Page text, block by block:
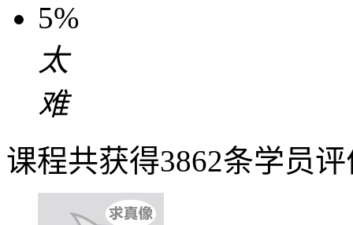
5%
太
难
课程共获得3862条学员